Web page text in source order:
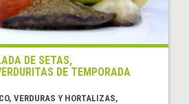
DE SETAS,
DE TEMPORADA
VERDURAS Y HORTALIZAS,